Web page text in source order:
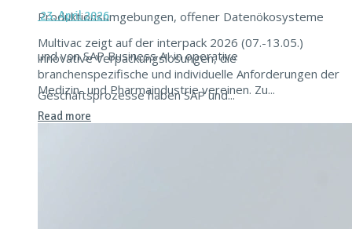
Produktionsumgebungen, offener Datenökosysteme
und von SAP Business AI in operative
Geschäftsprozesse haben SAP und...
23. April 2026
Multivac zeigt auf der interpack 2026 (07.-13.05.)
innovative Verpackungslösungen, die
branchenspezifische und individuelle Anforderungen der
Medizin- und Pharmaindustrie vereinen. Zu...
Read more